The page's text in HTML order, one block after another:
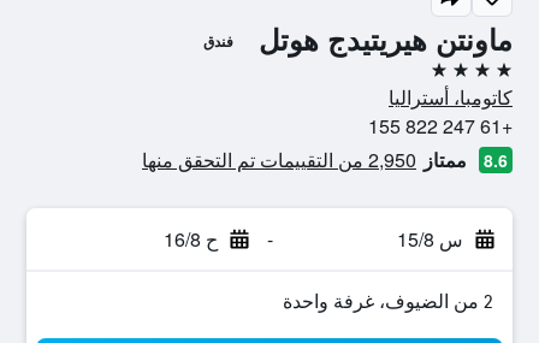
ماونتن هيريتيدج هوتل فندق
4 نجوم
كاتومبا، أستراليا
+61 247 822 155
8.6 ممتاز 2,950 من التقييمات تم التحقق منها
س 15/8 - ح 16/8
2 من الضيوف، غرفة واحدة